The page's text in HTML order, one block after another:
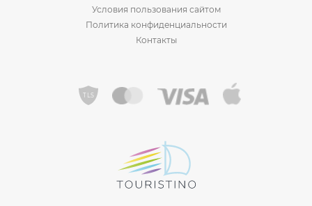
Условия пользования сайтом
Политика конфиденциальности
Контакты